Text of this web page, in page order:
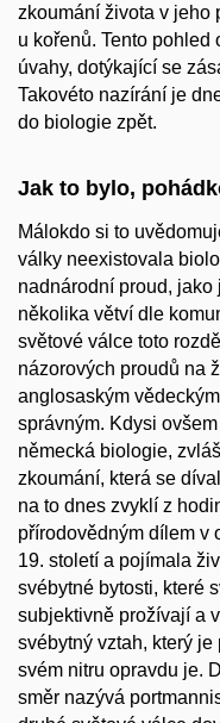
zkoumání života v jeho
u kořenů. Tento
úvahy, dotýkající se
Takovéto nazírání je
do biologie zpět.
Jak to bylo,
Málokdo si to
války neexistovala
nadnárodní proud,
několika větví dle
světové válce toto
názorových proudů na
anglosaským
správným. Kdysi
německá biologie,
zkoumání, která se
na to dnes zvyklí z
přírodovědným dílem v
19. století a pojímala
svébytné bytosti, které
subjektivně prožívají a
svébytný vztah, který
svém nitru opravdu je.
směr nazývá